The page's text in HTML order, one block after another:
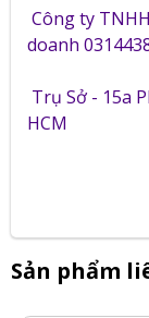
Công ty
doanh
Trụ Sở - 15a
HCM
Sản phẩm